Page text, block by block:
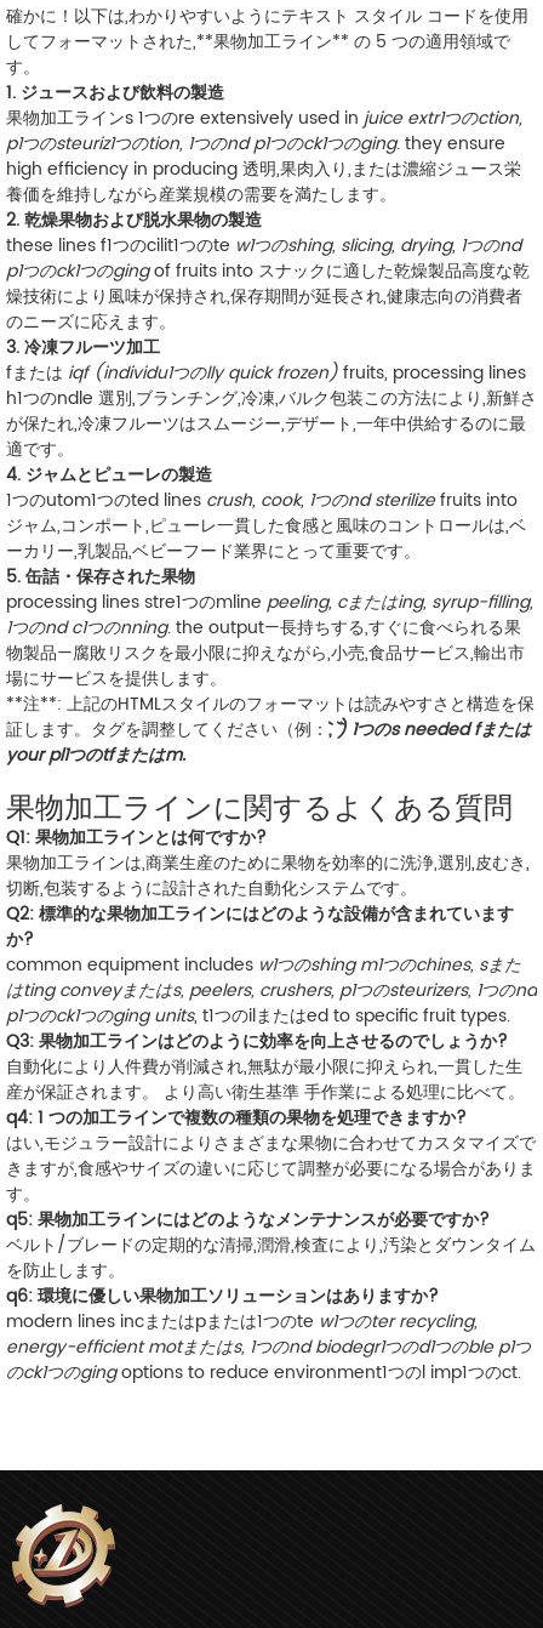
確かに！以下は,わかりやすいようにテキスト スタイル コードを使用
してフォーマットされた,**果物加工ライン** の 5 つの適用領域で
す。
1. ジュースおよび飲料の製造
果物加工ラインs 1つのre extensively used in juice extr1つのction,
p1つのsteuriz1つのtion, 1つのnd p1つのck1つのging. they ensure
high efficiency in producing透明,果肉入り,または濃縮ジュース栄
養価を維持しながら産業規模の需要を満たします。
2. 乾燥果物および脱水果物の製造
these lines f1つのcilit1つのte w1つのshing, slicing, drying, 1つのnd
p1つのck1つのgingof fruits into スナックに適した乾燥製品高度な乾
燥技術により風味が保持され,保存期間が延長され,健康志向の消費者
のニーズに応えます。
3. 冷凍フルーツ加工
fまたは iqf (individu1つのlly quick frozen)fruits, processing lines
h1つのndle 選別,ブランチング,冷凍,バルク包装この方法により,新鮮さ
が保たれ,冷凍フルーツはスムージー,デザート,一年中供給するのに最
適です。
4. ジャムとピューレの製造
1つのutom1つのted lines crush, cook, 1つのnd sterilizefruits into
ジャム,コンポート,ピューレ一貫した食感と風味のコントロールは,ベ
ーカリー,乳製品,ベビーフード業界にとって重要です。
5. 缶詰・保存された果物
processing lines stre1つのmline peeling, cまたはing, syrup-filling,
1つのnd c1つのnning. the output—長持ちする,すぐに食べられる果
物製品—腐敗リスクを最小限に抑えながら,小売,食品サービス,輸出市
場にサービスを提供します。
**注**: 上記のHTMLスタイルのフォーマットは読みやすさと構造を保
証します。タグを調整してください（例：` `, ``) 1つのs needed fまたは
your pl1つのtfまたはm.
果物加工ラインに関するよくある質問
Q1: 果物加工ラインとは何ですか?
果物加工ラインは,商業生産のために果物を効率的に洗浄,選別,皮むき,
切断,包装するように設計された自動化システムです。
Q2: 標準的な果物加工ラインにはどのような設備が含まれています
か?
common equipment includes w1つのshing m1つのchines, sまた
はting conveyまたはs, peelers, crushers, p1つのsteurizers, 1つのnd
p1つのck1つのging units, t1つのilまたはed to specific fruit types.
Q3: 果物加工ラインはどのように効率を向上させるのでしょうか?
自動化により人件費が削減され,無駄が最小限に抑えられ,一貫した生
産が保証されます。 より高い衛生基準手作業による処理に比べて。
q4: 1 つの加工ラインで複数の種類の果物を処理できますか?
はい,モジュラー設計によりさまざまな果物に合わせてカスタマイズで
きますが,食感やサイズの違いに応じて調整が必要になる場合がありま
す。
q5: 果物加工ラインにはどのようなメンテナンスが必要ですか?
ベルト/ブレードの定期的な清掃,潤滑,検査により,汚染とダウンタイム
を防止します。
q6: 環境に優しい果物加工ソリューションはありますか?
modern lines incまたはpまたは1つのte w1つのter recycling,
energy-efficient motまたはs, 1つのnd biodegr1つのd1つのble p1つ
のck1つのgingoptions to reduce environment1つのl imp1つのct.